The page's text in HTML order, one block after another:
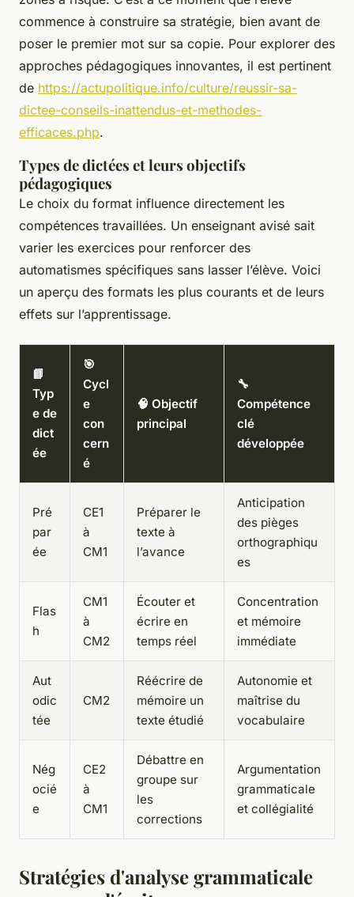
commence à construire sa stratégie, bien avant de
poser le premier mot sur sa copie. Pour explorer des
approches pédagogiques innovantes, il est pertinent
de https://actupolitique.info/culture/reussir-sa-
dictee-conseils-inattendus-et-methodes-
efficaces.php.
Types de dictées et leurs objectifs
pédagogiques
Le choix du format influence directement les
compétences travaillées. Un enseignant avisé sait
varier les exercices pour renforcer des
automatismes spécifiques sans lasser l’élève. Voici
un aperçu des formats les plus courants et de leurs
effets sur l’apprentissage.
📘
Typ
e de
dict
ée
🎯
Cycl
e
con
cern
é
🧠 Objectif
principal
🔧
Compétence
clé
développée
Pré
par
ée
CE1
à
CM1
Préparer le
texte à
l’avance
Anticipation
des pièges
orthographiqu
es
Flas
h
CM1
à
CM2
Écouter et
écrire en
temps réel
Concentration
et mémoire
immédiate
Aut
odic
tée
CM2
Réécrire de
mémoire un
texte étudié
Autonomie et
maîtrise du
vocabulaire
Nég
ocié
e
CE2
à
CM1
Débattre en
groupe sur
les
corrections
Argumentation
grammaticale
et collégialité
Stratégies d'analyse grammaticale